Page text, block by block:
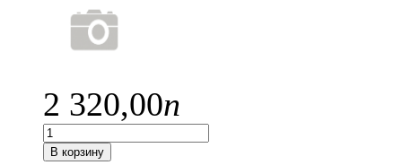
2 320,00п
В корзину